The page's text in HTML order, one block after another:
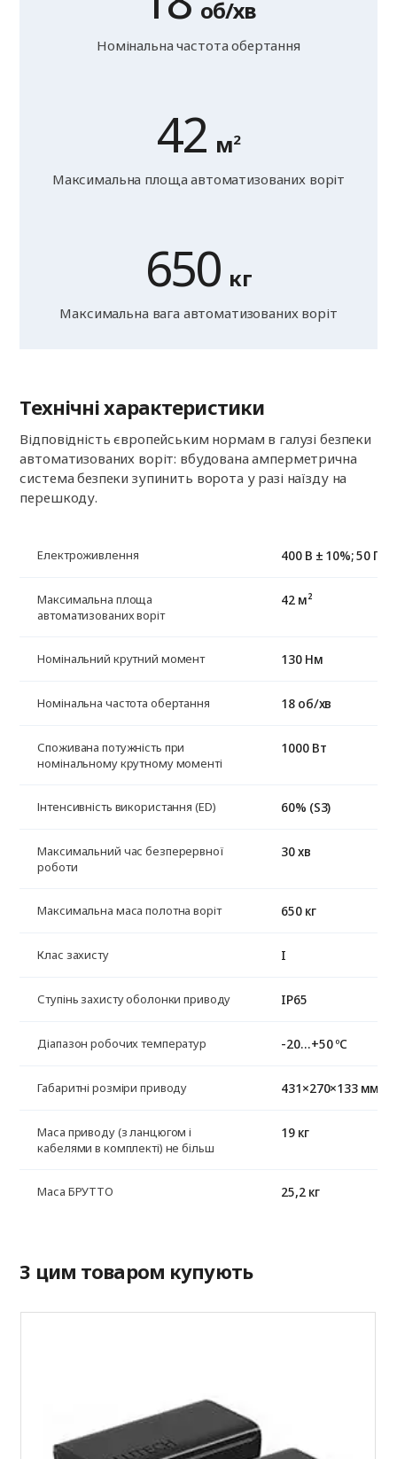
об/хв
Номінальна частота обертання
42 м2
Максимальна площа автоматизованих воріт
650 кг
Максимальна вага автоматизованих воріт
Технічні характеристики
Відповідність європейським нормам в галузі безпеки
автоматизованих воріт: вбудована амперметрична
система безпеки зупинить ворота у разі наїзду на
перешкоду.
Електроживлення 400 В ± 10%; 50 Гц
Максимальна площа
автоматизованих воріт
42 м²
Номінальний крутний момент 130 Нм
Номінальна частота обертання 18 об/хв
Споживана потужність при
номінальному крутному моменті
1000 Вт
Інтенсивність використання (ED) 60% (S3)
Максимальний час безперервної
роботи
30 хв
Максимальна маса полотна воріт 650 кг
Клас захисту I
Ступінь захисту оболонки приводу IP65
Діапазон робочих температур -20…+50 ºС
Габаритні розміри приводу 431×270×133 мм
Маса приводу (з ланцюгом і
кабелями в комплекті) не більш
19 кг
Маса БРУТТО 25,2 кг
З цим товаром купують